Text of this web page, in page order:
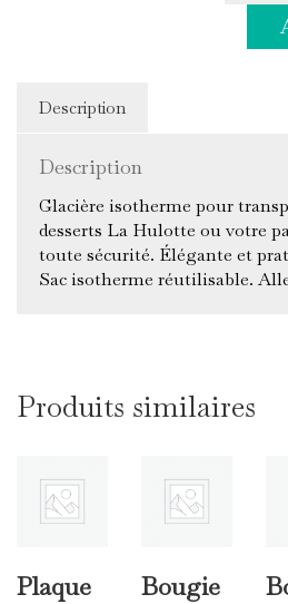
Glacière
petits
Description
Description
Glacière isotherme pour
desserts La Hulotte ou votre
toute sécurité. Élégante et
Sac isotherme réutilisable.
Produits similaires
Plaque
Bougie